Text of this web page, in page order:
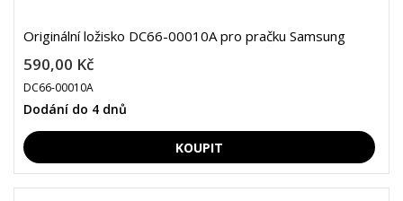
Originální ložisko DC66-00010A pro pračku Samsung
590,00 Kč
DC66-00010A
Dodání do 4 dnů